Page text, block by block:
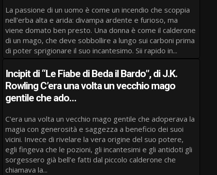
La passione di un uomo è come un incendio che scoppia
nell'erba alta e arida: divampa ardente e furioso, ma
viene domato ben presto. Una donna è come il calderone
di un mago, che deve sobbollire a lungo sui carboni prima
di poter sprigionare il suo incantesimo. Sii rapido in...
Incipit di “Le Fiabe di Beda il Bardo”, di J.K.
Rowling C’era una volta un vecchio mago
gentile che ado…
C'era una volta un vecchio mago gentile che adoperava la
magia con generosità e saggezza a beneficio dei suoi
vicini. Invece di rivelare la vera origine del suo potere,
egli fingeva che le pozioni, gli incantesimi e gli antidoti gli
sorgessero già bell'e fatti dal piccolo calderone che
chiamava la...